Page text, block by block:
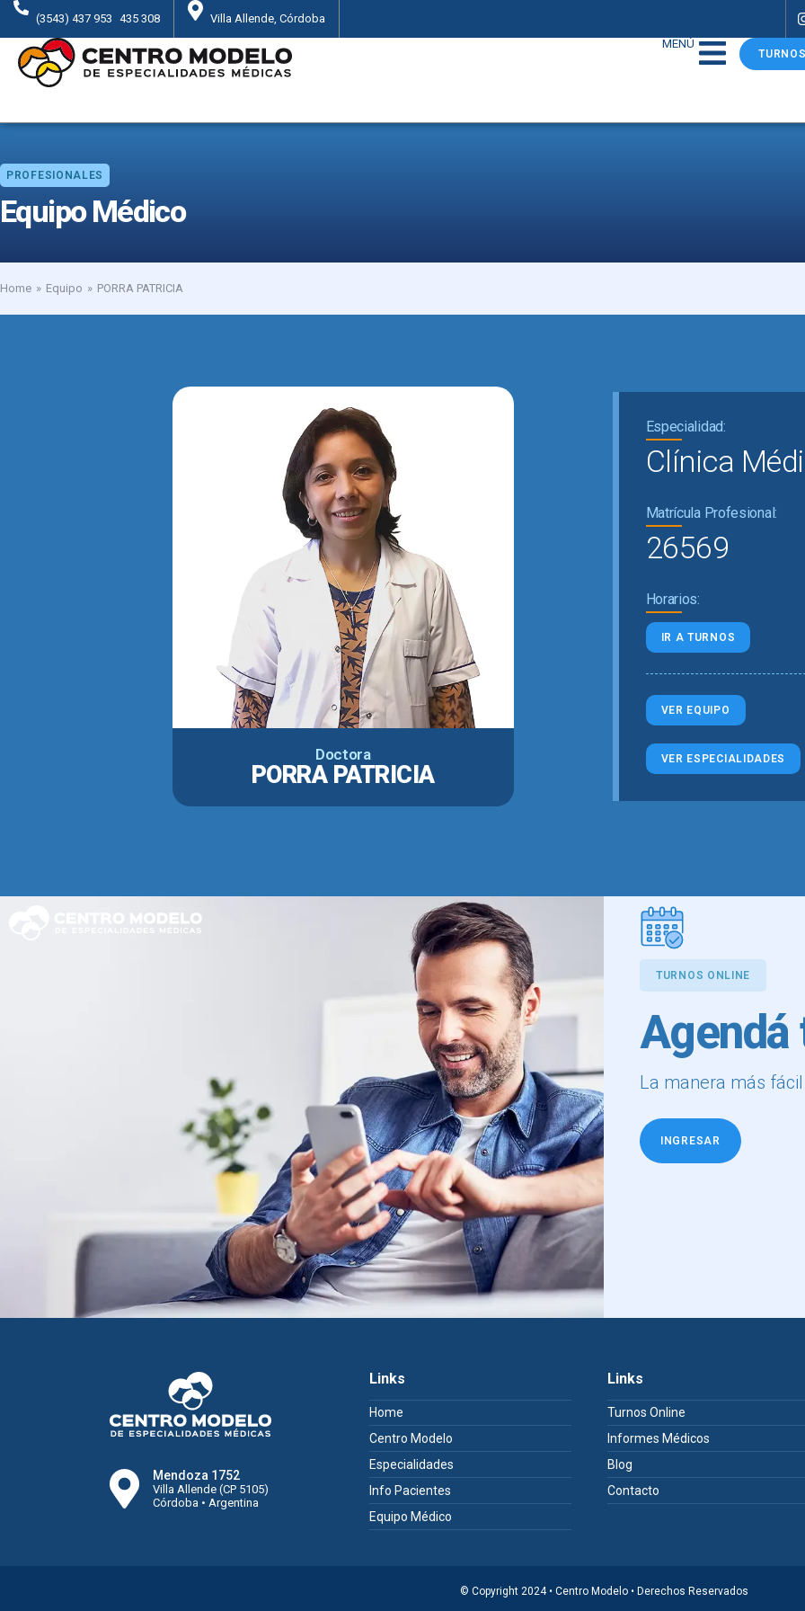
(3543) 437 953 435 308
Villa Allende, Córdoba
MENÚ
PROFESIONALES
Equipo Médico
You are here:
Home Equipo PORRA PATRICIA
Doctora
PORRA PATRICIA
Especialidad:
Clínica
Matrícula Profesional:
26569
Horarios:
IR A TURNOS
VER EQUIPO
VER ESPECIALIDADES
TURNOS ONLINE
Agendá
La manera más
INGRESAR
Mendoza 1752
Villa Allende (CP 5105)
Córdoba • Argentina
Links
Home
Centro Modelo
Especialidades
Info Pacientes
Equipo Médico
Links
Turnos Online
Informes Médicos
Blog
Contacto
© Copyright 2024 • Centro Modelo • Derechos Reservados